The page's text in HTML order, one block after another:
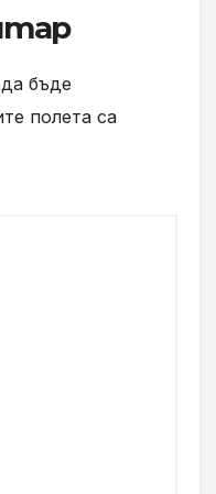
бъде
полета са